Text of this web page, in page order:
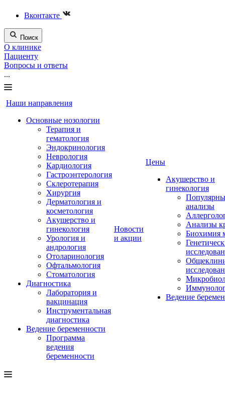
Вконтакте
Поиск
О клинике
Пациенту
Вопросы и ответы
...
Наши направления
Основные нозологии
Терапия и
гематология
Эндокринология
Неврология
Кардиология
Гастроэнтерология
Склеротерапия
Хирургия
Дерматология и
косметология
Акушерство и
гинекология
Урология и
андрология
Отоларинология
Офтальмология
Стоматология
Диагностика
Лаборатория и
вакцинация
Инструментальная
диагностика
Ведение беременности
Программа
ведения
беременности
Новости
и акции
Цены
Акушерство и
гинекология
анализы
Анализы
Биохимия
Ведение